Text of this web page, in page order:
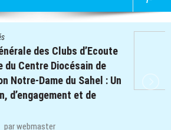
cent soixante-deux (462) enfants
d’écoute du projet REPERE
le chemin de l’école dans les
de Koulsé et de Yaadga.
2025